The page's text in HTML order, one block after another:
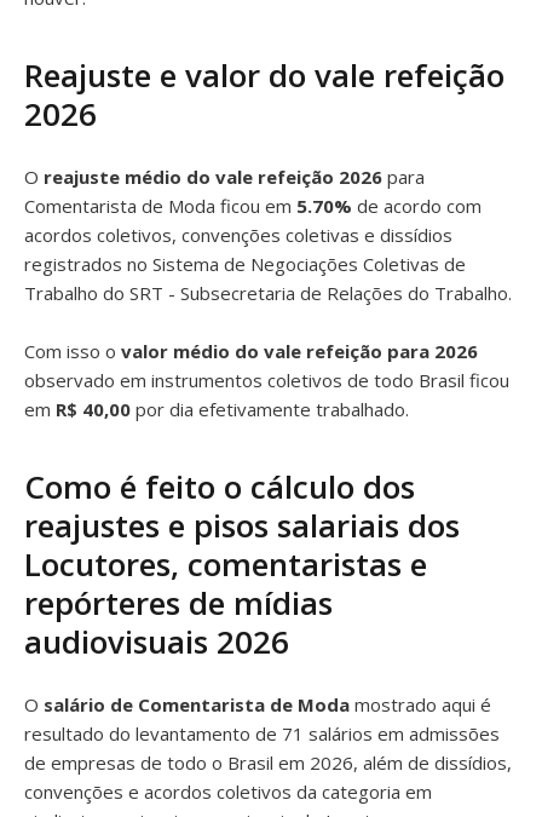
Reajuste e valor do vale refeição
2026
O reajuste médio do vale refeição 2026 para
Comentarista de Moda ficou em 5.70% de acordo com
acordos coletivos, convenções coletivas e dissídios
registrados no Sistema de Negociações Coletivas de
Trabalho do SRT - Subsecretaria de Relações do Trabalho.
Com isso o valor médio do vale refeição para 2026
observado em instrumentos coletivos de todo Brasil ficou
em R$ 40,00 por dia efetivamente trabalhado.
Como é feito o cálculo dos
reajustes e pisos salariais dos
Locutores, comentaristas e
repórteres de mídias
audiovisuais 2026
O salário de Comentarista de Moda mostrado aqui é
resultado do levantamento de 71 salários em admissões
de empresas de todo o Brasil em 2026, além de dissídios,
convenções e acordos coletivos da categoria em